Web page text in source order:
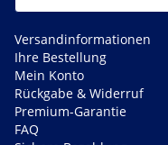
Versandinformationen
Ihre Bestellung
Mein Konto
Rückgabe & Widerruf
Premium-Garantie
FAQ